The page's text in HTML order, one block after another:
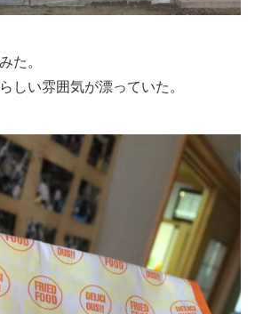
た。
しい雰囲気が漂っていた。